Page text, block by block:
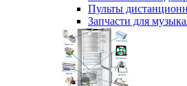
Пульты
Запчасти для